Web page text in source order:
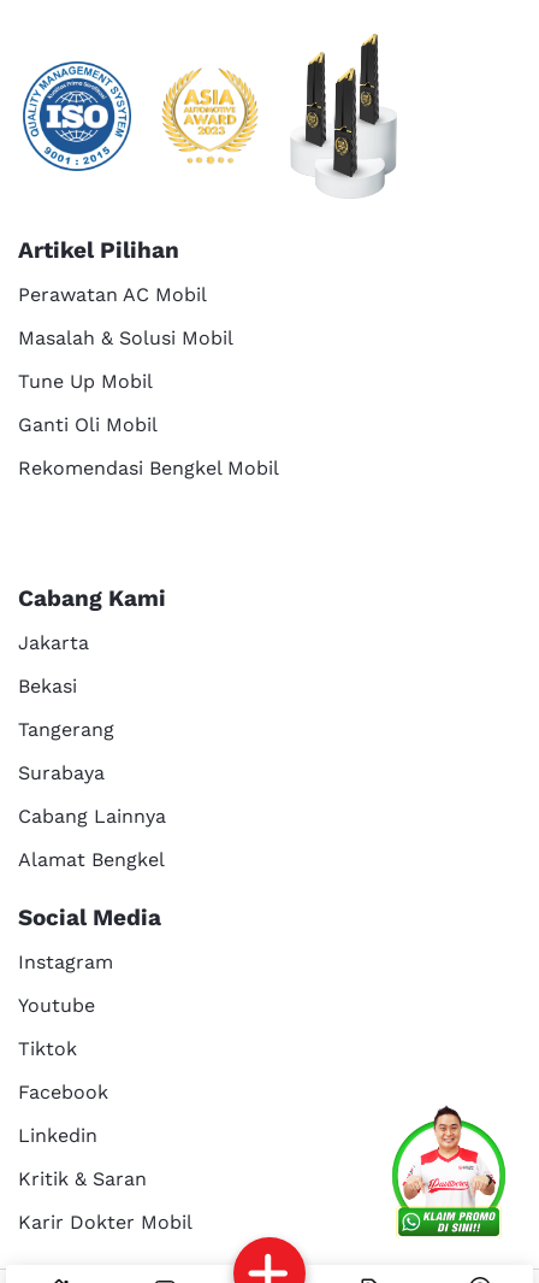
Services About Us
Kritik dan
Reservasi Career
Artikel Pilihan
Perawatan AC Mobil
Masalah & Solusi Mobil
Tune Up Mobil
Ganti Oli Mobil
Rekomendasi Bengkel Mobil
Cabang Kami
Jakarta
Bekasi
Tangerang
Surabaya
Cabang Lainnya
Alamat Bengkel
Social Media
Instagram
Youtube
Tiktok
Facebook
Linkedin
Kritik & Saran
Karir Dokter Mobil